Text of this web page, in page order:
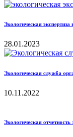
Экологическая
28.01.2023
Экологическая служба
10.11.2022
Экологическая